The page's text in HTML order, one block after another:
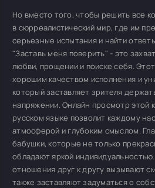
Но вместо того, чтобы решить все
в сюрреалистический мир, где им
серьезные испытания и найти
"Заставь меня поверить" - это
любви, прощении и поиске себя.
хорошим качеством исполнения и
который заставляет зрителя
напряжении. Онлайн просмотр этой
русском языке позволит каждому
атмосферой и глубоким смыслом.
бабушки, которые не только
обладают яркой
отношения друг к другу вызывают
также заставляют задуматься о